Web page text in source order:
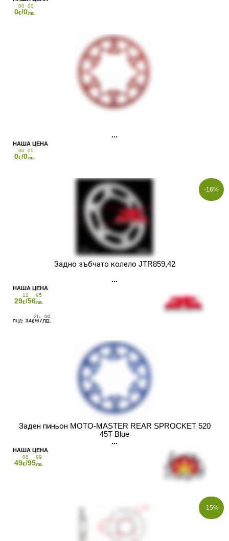
0
00
€/0
00
лв.
0
00
€/0
00
лв.
-16%
Задно зъбчато колело JTR859,42
29
12
€/56
95
лв.
34
26
€/67
00
ЛВ.
Заден пиньон MOTO-MASTER REAR SPROCKET 520
45T Blue
49
08
€/95
99
лв.
-15%